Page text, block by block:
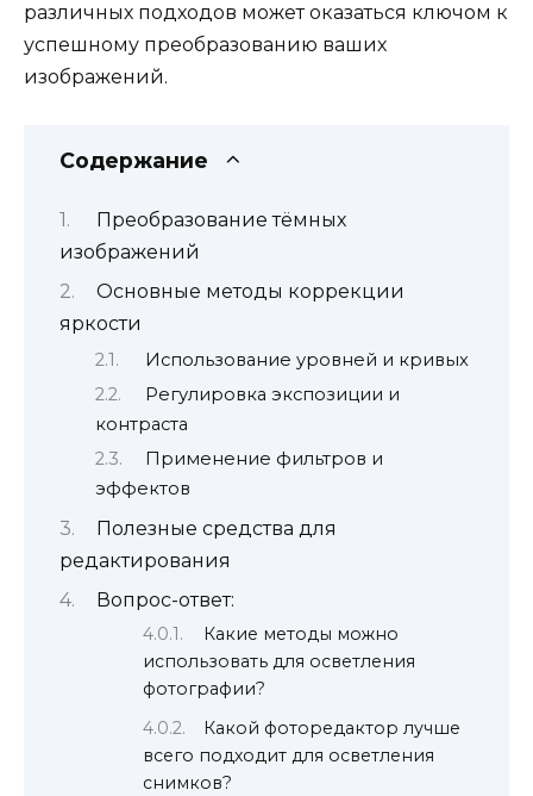
различных подходов может оказаться ключом к
успешному преобразованию ваших
изображений.
Содержание
Преобразование тёмных
изображений
Основные методы коррекции
яркости
Использование уровней и кривых
Регулировка экспозиции и
контраста
Применение фильтров и
эффектов
Полезные средства для
редактирования
Вопрос-ответ:
Какие методы можно
использовать для осветления
фотографии?
Какой фоторедактор лучше
всего подходит для осветления
снимков?